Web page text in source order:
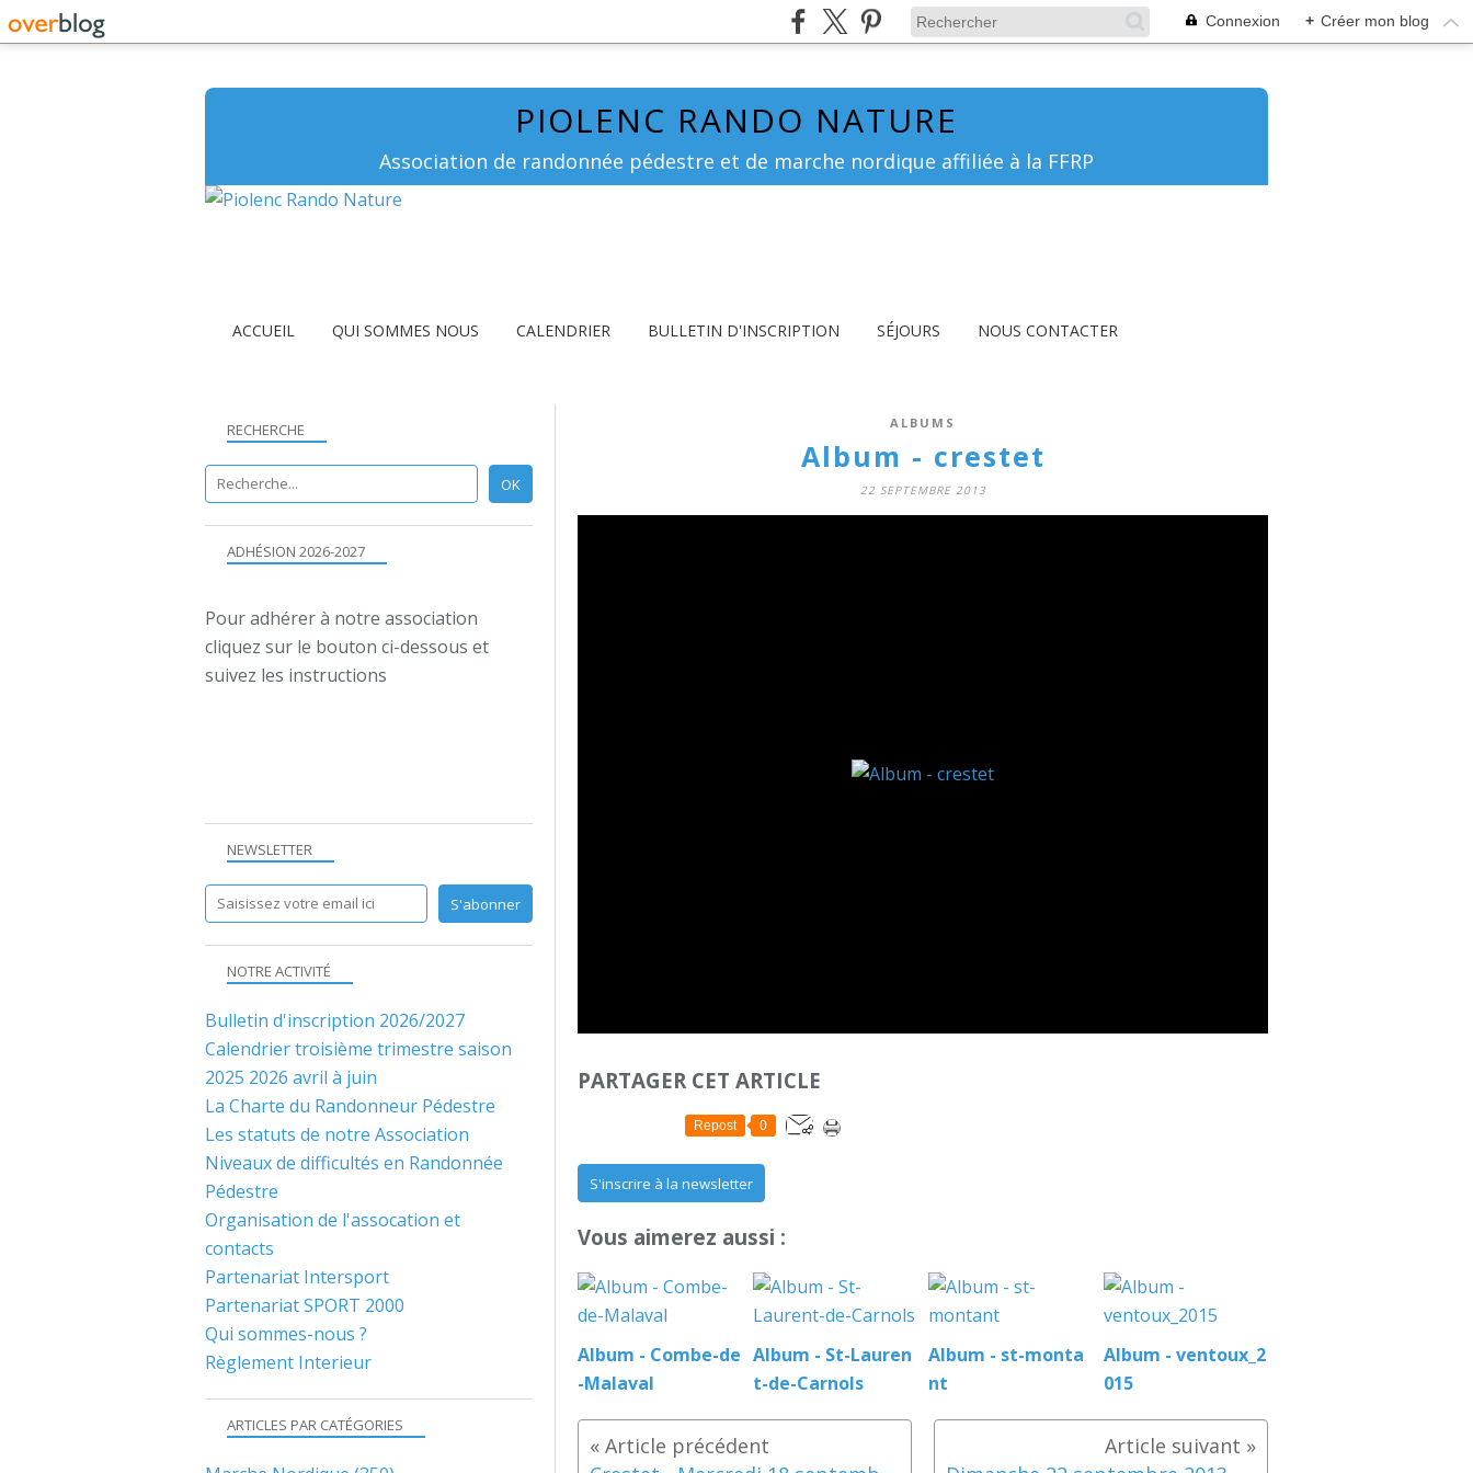
Connexion + Créer mon blog
PIOLENC RANDO NATURE
Association de randonnée pédestre et de marche nordique affiliée à la FFRP
ACCUEIL QUI SOMMES NOUS CALENDRIER BULLETIN D'INSCRIPTION SÉJOURS NOUS CONTACTER
ALBUMS
Album - crestet
22 SEPTEMBRE 2013
PARTAGER CET ARTICLE
Repost 0
S'inscrire à la newsletter
Vous aimerez aussi :
Album - Combe-de
-Malaval
Album - St-Lauren
t-de-Carnols
Album - st-monta
nt
Album - ventoux_2
015
NEWSLETTER
RECHERCHE
NOTRE ACTIVITÉ
Bulletin d'inscription 2026/2027
Calendrier troisième trimestre saison
2025 2026 avril à juin
La Charte du Randonneur Pédestre
Les statuts de notre Association
Niveaux de difficultés en Randonnée
Pédestre
Organisation de l'assocation et
contacts
Partenariat Intersport
Partenariat SPORT 2000
Qui sommes-nous ?
Règlement Interieur
ARTICLES PAR CATÉGORIES
ADHÉSION 2026-2027
Pour adhérer à notre association
cliquez sur le bouton ci-dessous et
suivez les instructions